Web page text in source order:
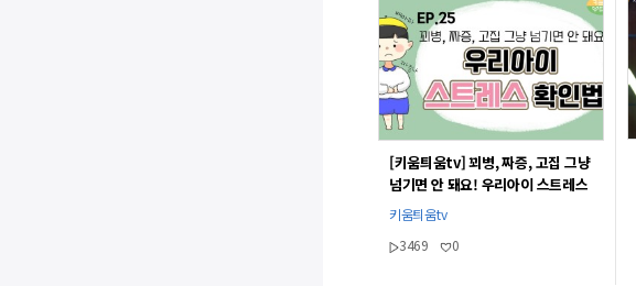
[키움틔움tv] 꾀병, 짜증, 고집 그냥
넘기면 안 돼요! 우리아이 스트레스
확인법
키움틔움tv
3469
0